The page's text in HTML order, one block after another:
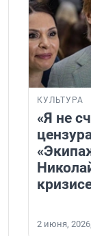
КУЛЬТУРА
«Я не
2 июня,